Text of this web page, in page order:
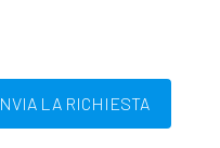
LA RICHIESTA